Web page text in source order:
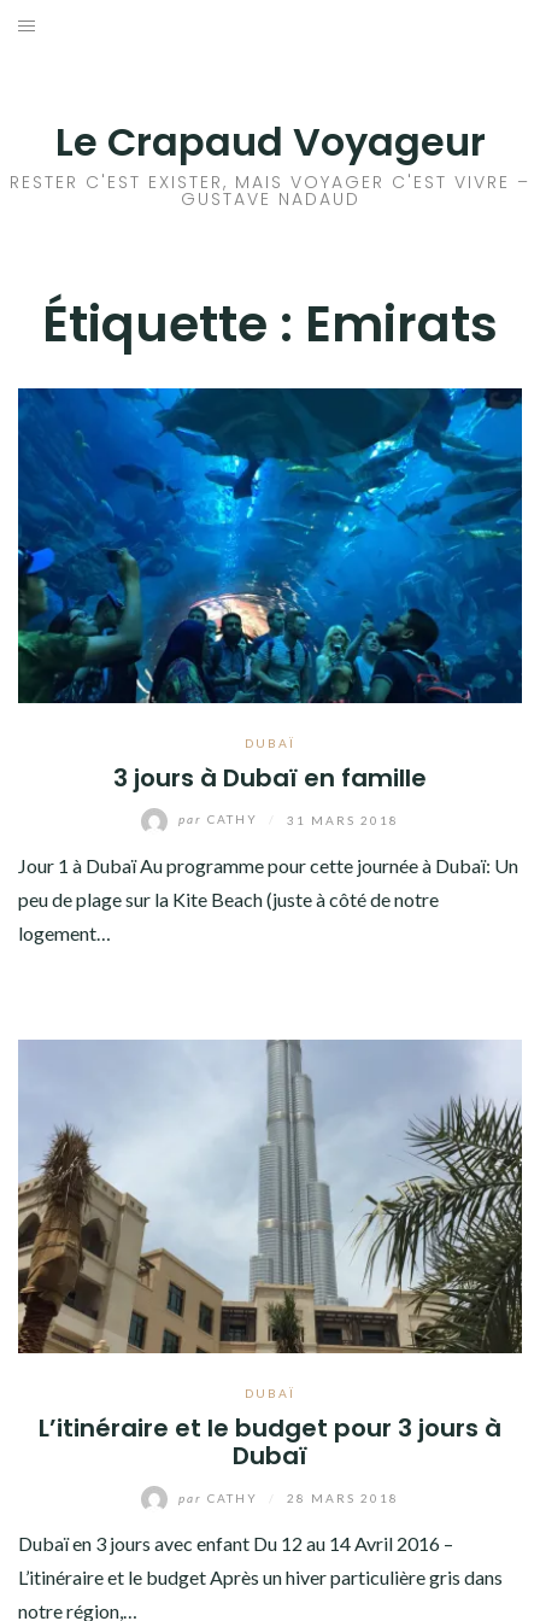
Aller
Le Crapaud Voyageur
RESTER C'EST EXISTER, MAIS VOYAGER C'EST VIVRE –
GUSTAVE NADAUD
Étiquette : Emirats
DUBAÏ
3 jours à Dubaï en famille
par CATHY 31 MARS 2018
Jour 1 à Dubaï Au programme pour cette journée à Dubaï: Un
peu de plage sur la Kite Beach (juste à côté de notre
logement…
DUBAÏ
L’itinéraire et le budget pour 3 jours à
Dubaï
par CATHY 28 MARS 2018
Dubaï en 3 jours avec enfant Du 12 au 14 Avril 2016 –
L’itinéraire et le budget Après un hiver particulière gris dans
notre région,…
EUROPE
ASIE
AMÉRIQUE DU NORD
AMÉRIQUE CENTRALE
AMÉRIQUE DU SUD
TOUR DU MONDE 2020-2021
CONTACT